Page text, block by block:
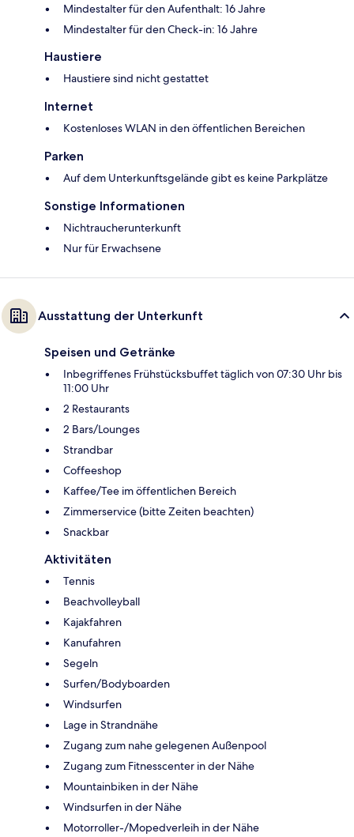
Mindestalter für den Aufenthalt: 16 Jahre
Mindestalter für den Check-in: 16 Jahre
Haustiere
Haustiere sind nicht gestattet
Internet
Kostenloses WLAN in den öffentlichen Bereichen
Parken
Auf dem Unterkunftsgelände gibt es keine Parkplätze
Sonstige Informationen
Nichtraucherunterkunft
Nur für Erwachsene
Ausstattung der Unterkunft
Speisen und Getränke
Inbegriffenes Frühstücksbuffet täglich von 07:30 Uhr bis
11:00 Uhr
2 Restaurants
2 Bars/Lounges
Strandbar
Coffeeshop
Kaffee/Tee im öffentlichen Bereich
Zimmerservice (bitte Zeiten beachten)
Snackbar
Aktivitäten
Tennis
Beachvolleyball
Kajakfahren
Kanufahren
Segeln
Surfen/Bodyboarden
Windsurfen
Lage in Strandnähe
Zugang zum nahe gelegenen Außenpool
Zugang zum Fitnesscenter in der Nähe
Mountainbiken in der Nähe
Windsurfen in der Nähe
Motorroller-/Mopedverleih in der Nähe